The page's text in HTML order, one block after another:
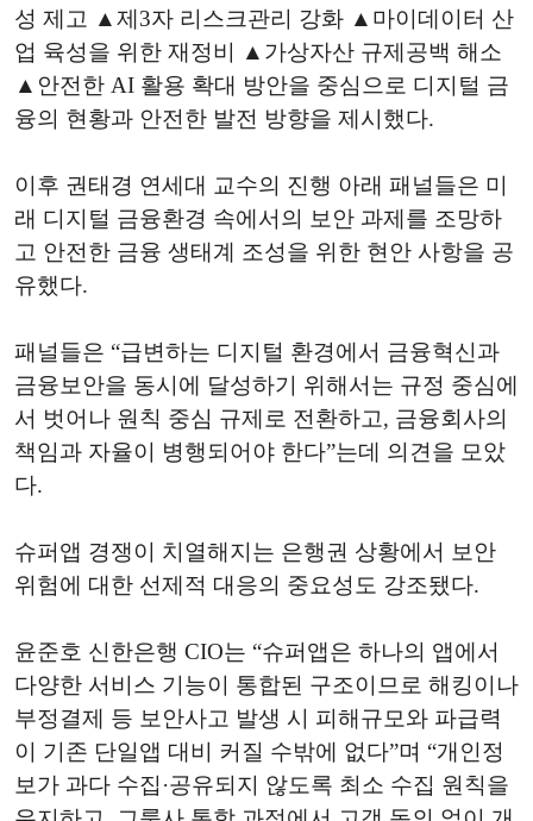
성 제고 ▲제3자 리스크관리 강화 ▲마이데이터 산
업 육성을 위한 재정비 ▲가상자산 규제공백 해소
▲안전한 AI 활용 확대 방안을 중심으로 디지털 금
융의 현황과 안전한 발전 방향을 제시했다.
이후 권태경 연세대 교수의 진행 아래 패널들은 미
래 디지털 금융환경 속에서의 보안 과제를 조망하
고 안전한 금융 생태계 조성을 위한 현안 사항을 공
유했다.
패널들은 “급변하는 디지털 환경에서 금융혁신과
금융보안을 동시에 달성하기 위해서는 규정 중심에
서 벗어나 원칙 중심 규제로 전환하고, 금융회사의
책임과 자율이 병행되어야 한다”는데 의견을 모았
다.
슈퍼앱 경쟁이 치열해지는 은행권 상황에서 보안
위험에 대한 선제적 대응의 중요성도 강조됐다.
윤준호 신한은행 CIO는 “슈퍼앱은 하나의 앱에서
다양한 서비스 기능이 통합된 구조이므로 해킹이나
부정결제 등 보안사고 발생 시 피해규모와 파급력
이 기존 단일앱 대비 커질 수밖에 없다”며 “개인정
보가 과다 수집·공유되지 않도록 최소 수집 원칙을